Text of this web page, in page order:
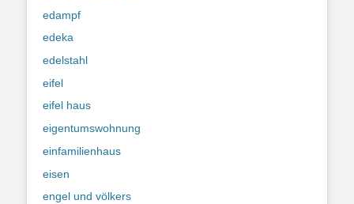
edampf
edeka
edelstahl
eifel
eifel haus
eigentumswohnung
einfamilienhaus
eisen
engel und völkers